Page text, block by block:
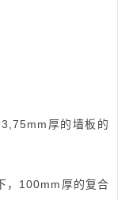
厚的墙板的
，100mm厚的复合